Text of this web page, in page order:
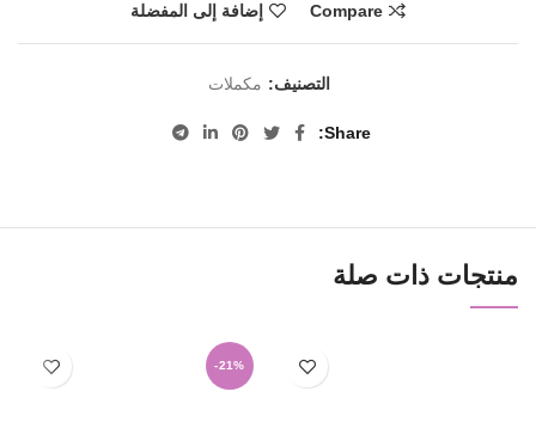
Compare إضافة إلى المفضلة
التصنيف: مكملات
Share
منتجات ذات صلة
-21%